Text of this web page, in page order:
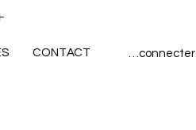
CONTACT Se connecter